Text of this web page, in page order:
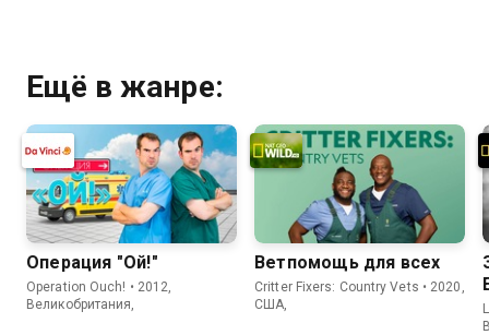
Ещё в жанре:
Операция "Ой!"
Operation Ouch! • 2012,
Великобритания,
Ветпомощь для всех
Critter Fixers: Country Vets • 2020,
США,